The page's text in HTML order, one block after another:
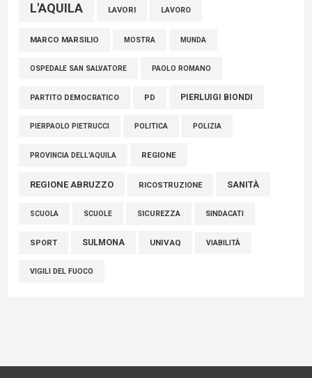
L'AQUILA LAVORI LAVORO
MARCO MARSILIO MOSTRA MUNDA
OSPEDALE SAN SALVATORE PAOLO ROMANO
PARTITO DEMOCRATICO PD PIERLUIGI BIONDI
PIERPAOLO PIETRUCCI POLITICA POLIZIA
PROVINCIA DELL'AQUILA REGIONE
REGIONE ABRUZZO RICOSTRUZIONE SANITÀ
SCUOLA SCUOLE SICUREZZA SINDACATI
SPORT SULMONA UNIVAQ VIABILITÀ
VIGILI DEL FUOCO